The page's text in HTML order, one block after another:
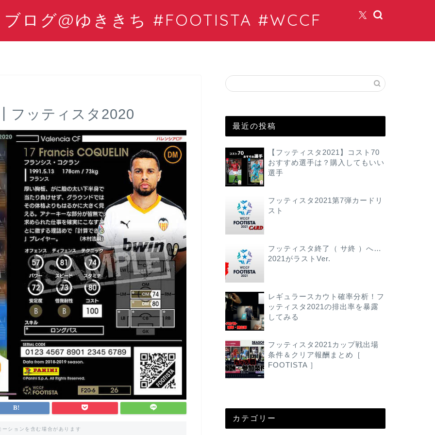
ログ@ゆききち #FOOTISTA #WCCF
フッティスタ2020
ーションを含む場合があります
最近の投稿
【フッティスタ2021】コスト70
おすすめ選手は？購入してもいい
選手
フッティスタ2021第7弾カードリ
スト
フッティスタ終了（ サ終 ）へ…
2021がラストVer.
レギュラースカウト確率分析！フ
ッティスタ2021の排出率を暴露
してみる
フッティスタ2021カップ戦出場
条件＆クリア報酬まとめ［
FOOTISTA ］
カテゴリー